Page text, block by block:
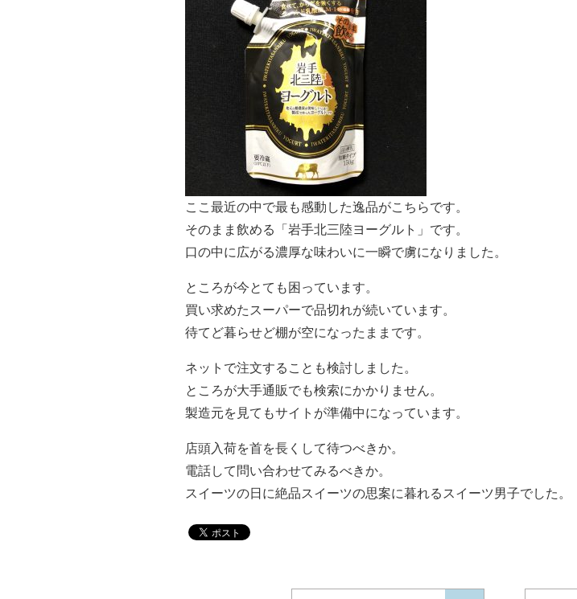
ここ最近の中で最も感動した逸品がこちらです。
そのまま飲める「岩手北三陸ヨーグルト」です。
口の中に広がる濃厚な味わいに一瞬で虜になりました。
ところが今とても困っています。
買い求めたスーパーで品切れが続いています。
待てど暮らせど棚が空になったままです。
ネットで注文することも検討しました。
ところが大手通販でも検索にかかりません。
製造元を見てもサイトが準備中になっています。
店頭入荷を首を長くして待つべきか。
電話して問い合わせてみるべきか。
スイーツの日に絶品スイーツの思案に暮れるスイーツ男子でした。